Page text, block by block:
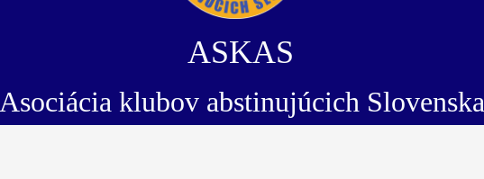
ASKAS
Asociácia klubov abstinujúcich Slovenska